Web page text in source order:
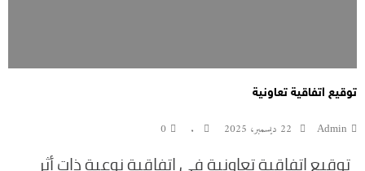
توقيع اتفاقية تعاونية
Admin 22 ديسمبر، 2025 .
0
توقيع اتفاقية تعاونية في اتفاقية نوعية ذات أثر